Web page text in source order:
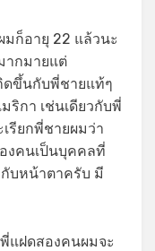
ก็อายุ 22 แล้วนะ
ากมายแต่
ดขึ้นกับพี่ชายแท้ๆ
ริกา เช่นเดียวกับพี่
รียกพี่ชายผมว่า
งคนเป็นบุคคลที่
บหน้าตาครับ มี
แฝดสองคนผมจะ